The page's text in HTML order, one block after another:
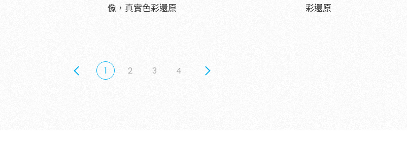
像，真實色彩還原
彩還原
1 2 3 4